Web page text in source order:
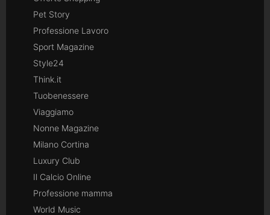
Pet Story
Professione Lavoro
Sport Magazine
Style24
Think.it
Tuobenessere
Viaggiamo
Nonne Magazine
Milano Cortina
Luxury Club
Il Calcio Online
Professione mamma
World Music